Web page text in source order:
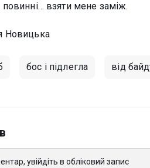
взяти мене заміж.
Новицька
бос і підлегла від
увійдіть в обліковий запис